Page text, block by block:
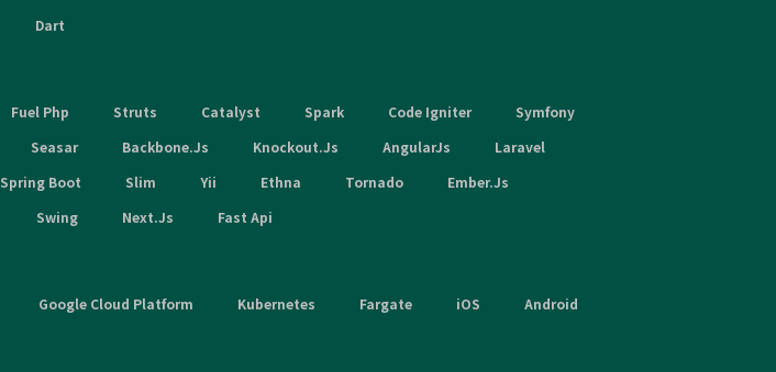
Dart
Fuel Php Struts Catalyst Spark Code Igniter
Symfony
Seasar Backbone.Js Knockout.Js AngularJs
Laravel
Spring Boot Slim Yii Ethna Tornado
Ember.Js
Swing Next.Js Fast Api
Google Cloud Platform Kubernetes Fargate iOS Android